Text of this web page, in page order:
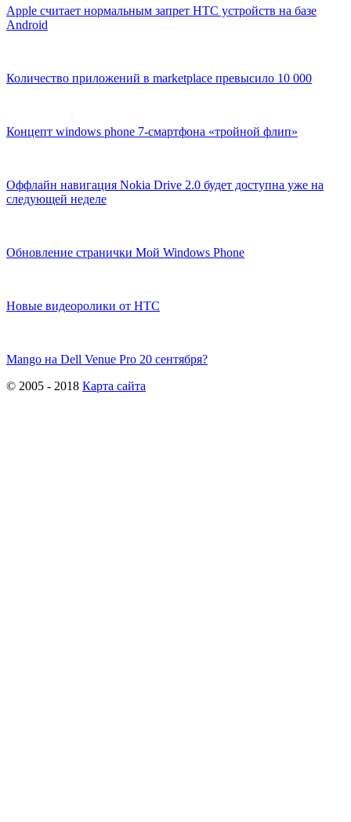
Apple считает нормальным запрет HTC устройств на базе
Android
Количество приложений в marketplace превысило 10 000
Концепт windows phone 7-смартфона «тройной флип»
Оффлайн навигация Nokia Drive 2.0 будет доступна уже на
следующей неделе
Обновление странички Мой Windows Phone
Новые видеоролики от HTC
Mango на Dell Venue Pro 20 сентября?
© 2005 - 2018 Карта сайта